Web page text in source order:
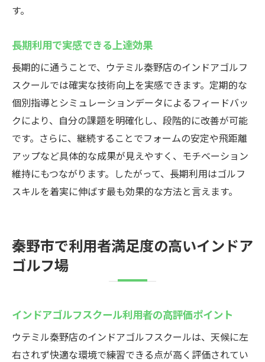
す。
長期利用で実感できる上達効果
長期的に通うことで、ウテミル秦野店のインドアゴルフ
スクールでは確実な技術向上を実感できます。定期的な
個別指導とシミュレーションデータによるフィードバッ
クにより、自分の課題を明確化し、段階的に改善が可能
です。さらに、継続することでフォームの安定や飛距離
アップなど具体的な成果が見えやすく、モチベーション
維持にもつながります。したがって、長期利用はゴルフ
スキルを着実に伸ばす最も効果的な方法と言えます。
秦野市で利用者満足度の高いインドア
ゴルフ場
インドアゴルフスクール利用者の高評価ポイント
ウテミル秦野店のインドアゴルフスクールは、天候に左
右されず快適な環境で練習できる点が高く評価されてい